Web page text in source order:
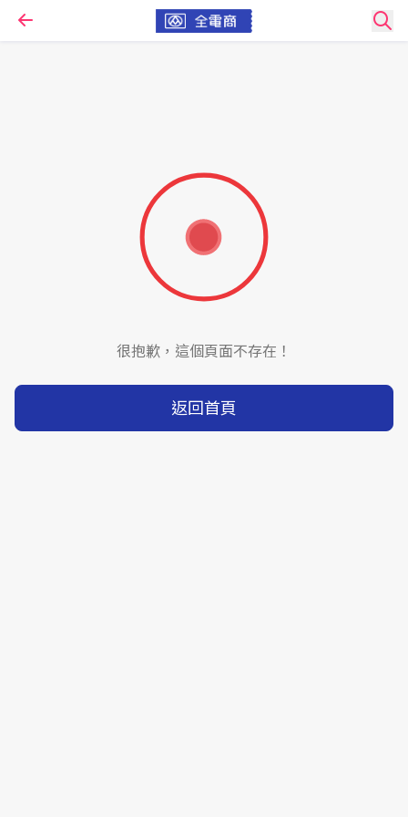
很抱歉，這個頁面不存在！
返回首頁